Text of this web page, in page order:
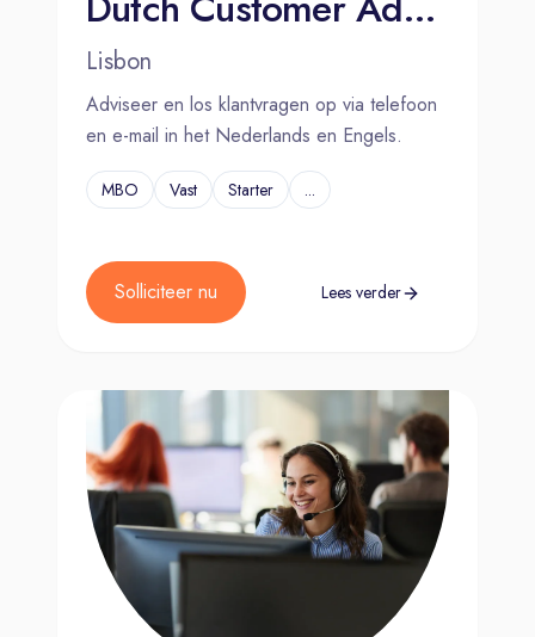
Lisbon
Adviseer en los klantvragen op via telefoon
en e-mail in het Nederlands en Engels.
MBO Vast Starter ...
Solliciteer nu Lees verder